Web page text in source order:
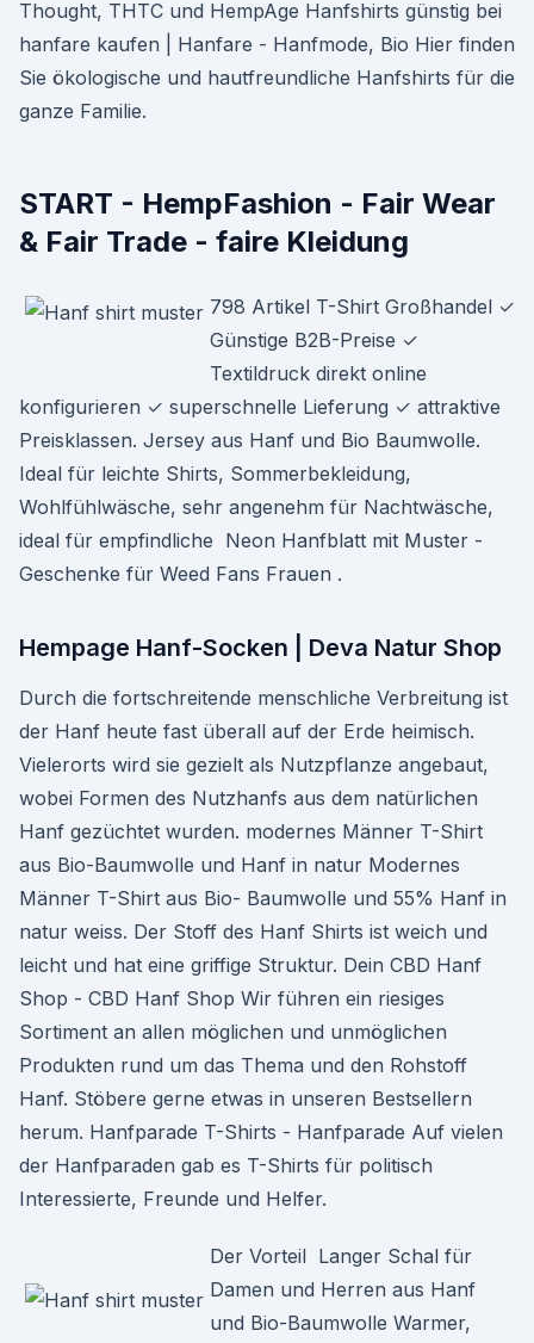
Thought, THTC und HempAge Hanfshirts günstig bei
hanfare kaufen | Hanfare - Hanfmode, Bio Hier finden
Sie ökologische und hautfreundliche Hanfshirts für die
ganze Familie.
START - HempFashion - Fair Wear
& Fair Trade - faire Kleidung
798 Artikel T-Shirt Großhandel ✓
Günstige B2B-Preise ✓
Textildruck direkt online
konfigurieren ✓ superschnelle Lieferung ✓ attraktive
Preisklassen. Jersey aus Hanf und Bio Baumwolle.
Ideal für leichte Shirts, Sommerbekleidung,
Wohlfühlwäsche, sehr angenehm für Nachtwäsche,
ideal für empfindliche Neon Hanfblatt mit Muster -
Geschenke für Weed Fans Frauen .
Hempage Hanf-Socken | Deva Natur Shop
Durch die fortschreitende menschliche Verbreitung ist
der Hanf heute fast überall auf der Erde heimisch.
Vielerorts wird sie gezielt als Nutzpflanze angebaut,
wobei Formen des Nutzhanfs aus dem natürlichen
Hanf gezüchtet wurden. modernes Männer T-Shirt
aus Bio-Baumwolle und Hanf in natur Modernes
Männer T-Shirt aus Bio- Baumwolle und 55% Hanf in
natur weiss. Der Stoff des Hanf Shirts ist weich und
leicht und hat eine griffige Struktur. Dein CBD Hanf
Shop - CBD Hanf Shop Wir führen ein riesiges
Sortiment an allen möglichen und unmöglichen
Produkten rund um das Thema und den Rohstoff
Hanf. Stöbere gerne etwas in unseren Bestsellern
herum. Hanfparade T-Shirts - Hanfparade Auf vielen
der Hanfparaden gab es T-Shirts für politisch
Interessierte, Freunde und Helfer.
Der Vorteil Langer Schal für
Damen und Herren aus Hanf
und Bio-Baumwolle Warmer,